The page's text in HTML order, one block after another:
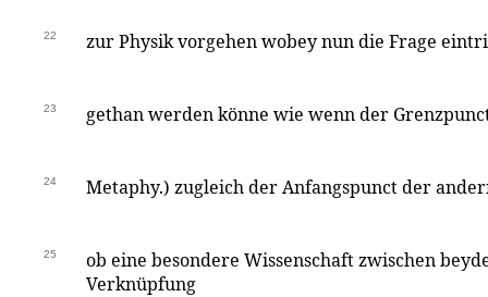
22 zur Physik vorgehen wobey nun die Frage
23 gethan werden könne wie wenn der
24 Metaphy.) zugleich der Anfangspunct der
25
ob eine besondere Wissenschaft zwischen
Verknüpfung